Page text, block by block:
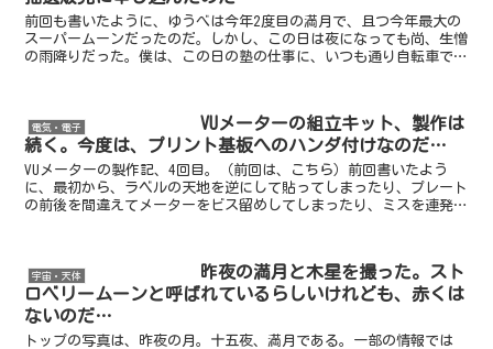
前回も書いたように、ゆうべは今年2度目の満月で、且つ今年最大の
スーパームーンだったのだ。しかし、この日は夜になっても尚、生憎
の雨降りだった。僕は、この日の塾の仕事に、いつも通り自転車で行
電気・電子
VUメーターの組立キット、製作は
続く。今度は、プリント基板へのハンダ付けなのだ…
VUメーターの製作記、4回目。（前回は、こちら）前回書いたよう
に、最初から、ラベルの天地を逆にして貼ってしまったり、プレート
の前後を間違えてメーターをビス留めしてしまったり、ミスを連発し
宇宙・天体
昨夜の満月と木星を撮った。スト
ロベリームーンと呼ばれているらしいけれども、赤くは
ないのだ…
トップの写真は、昨夜の月。十五夜、満月である。一部の情報では